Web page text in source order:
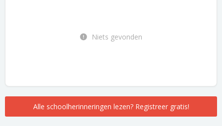
Niets gevonden
Alle schoolherinneringen lezen? Registreer gratis!